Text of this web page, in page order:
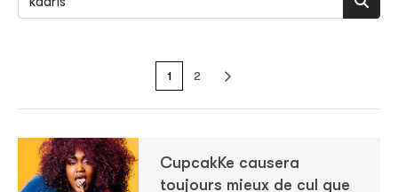
1 2
CupcakKe causera
toujours mieux de cul que